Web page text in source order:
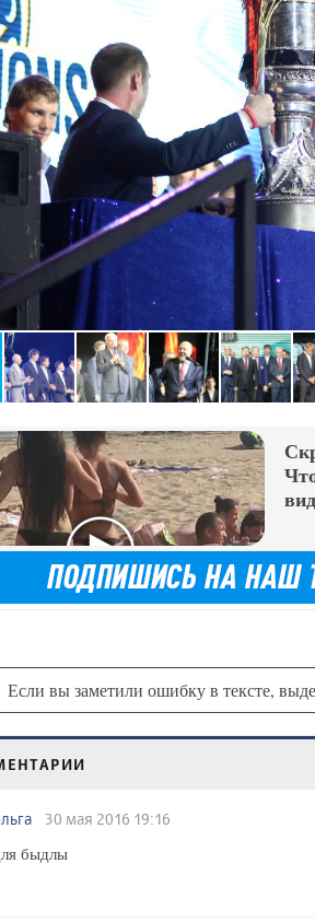
Если вы заметили ошибку в тексте,
30 мая 2016 19:16
быдлы